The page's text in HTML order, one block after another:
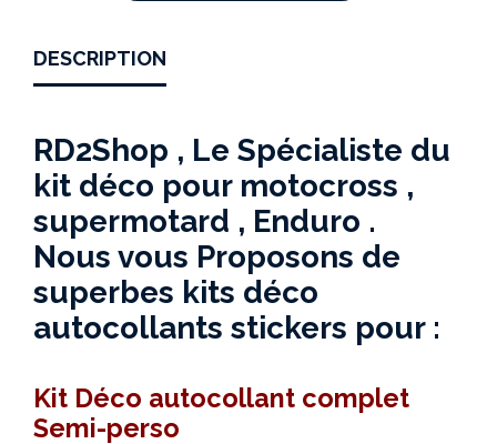
DESCRIPTION
RD2Shop , Le Spécialiste du
kit déco pour motocross ,
supermotard , Enduro .
Nous vous Proposons de
superbes kits déco
autocollants stickers pour :
Kit Déco autocollant complet
Semi-perso